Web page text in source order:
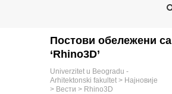
Постови обележени са
‘Rhino3D’
Univerzitet u Beogradu -
Arhitektonski fakultet > Најновије
> Вести > Rhino3D